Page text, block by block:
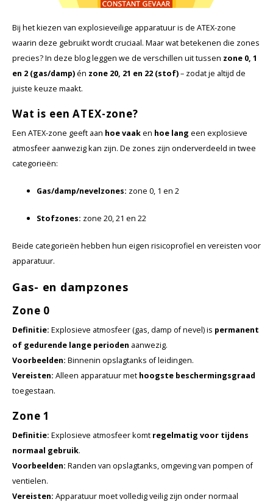
ECOM Intruments
i.safe MOBILE
Jenson
Ledlenser
LIND
Nokia
Panasonic
Pelco
Pepperl + Fuchs
Accessoires & onderdelen
ATEX Werkverlichting
ATEX Fietsverlichting
ATEX Waarschuwingslampen
Bij het kiezen van explosieveilige apparatuur is de ATEX-zone
waarin deze gebruikt wordt cruciaal. Maar wat betekenen die zones
precies? In deze blog leggen we de verschillen uit tussen zone 0, 1
en 2 (gas/damp)én zone 20, 21 en 22 (stof)– zodat je altijd de
juiste keuze maakt.
Wat is een ATEX-zone?
Een ATEX-zone geeft aan hoe vaaken hoe lang een explosieve
atmosfeer aanwezig kan zijn. De zones zijn onderverdeeld in twee
categorieën:
Gas/damp/nevelzones: zone 0, 1 en 2
Stofzones: zone 20, 21 en 22
Beide categorieën hebben hun eigen risicoprofiel en vereisten voor
apparatuur.
Gas- en dampzones
Zone 0
Definitie: Explosieve atmosfeer (gas, damp of nevel) is permanent
of gedurende lange perioden aanwezig.
Voorbeelden: Binnenin opslagtanks of leidingen.
Vereisten: Alleen apparatuur met hoogste beschermingsgraad
toegestaan.
Zone 1
Definitie: Explosieve atmosfeer komt regelmatig voor tijdens
normaal gebruik.
Voorbeelden: Randen van opslagtanks, omgeving van pompen of
ventielen.
Vereisten: Apparatuur moet volledig veilig zijn onder normaal